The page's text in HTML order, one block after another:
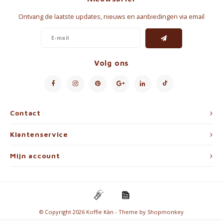
Contact
Ontvang de laatste updates, nieuws en aanbiedingen via email
Volg ons
Klantenservice
Mijn account
© Copyright 2026 Koffie Kàn - Theme by Shopmonkey